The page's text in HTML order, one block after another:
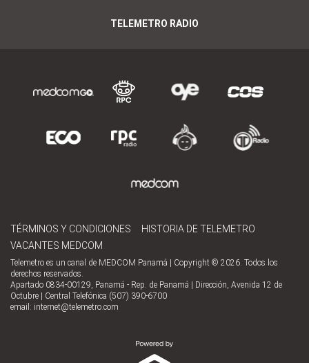
TELEMETRO RADIO
TÉRMINOS Y CONDICIONES
HISTORIA DE TELEMETRO
VACANTES MEDCOM
Telemetro es un canal de MEDCOM Panamá | Copyright © 2026. Todos los
derechos reservados.
Apartado 0834-00129, Panamá - Rep. de Panamá | Dirección, Avenida 12 de
Octubre | Central Telefónica (507) 390-6700
email: internet@telemetro.com